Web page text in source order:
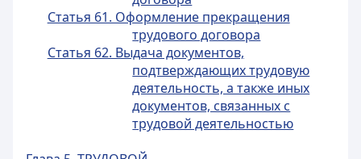
Статья 61. Оформление прекращения
трудового договора
Статья 62. Выдача документов,
подтверждающих трудовую
деятельность, а также иных
документов, связанных c
трудовой деятельностью